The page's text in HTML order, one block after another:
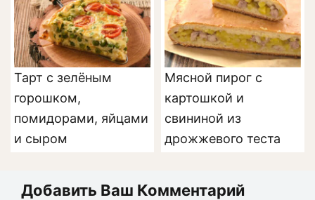
Тарт с зелёным
горошком,
помидорами, яйцами
и сыром
Мясной пирог с
картошкой и
свининой из
дрожжевого теста
Добавить Ваш Комментарий